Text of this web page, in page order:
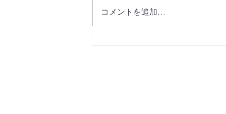
コメントを追加…